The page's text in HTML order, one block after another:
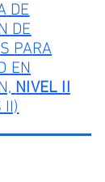
DE
DE
PARA
EN
NIVEL II
II)